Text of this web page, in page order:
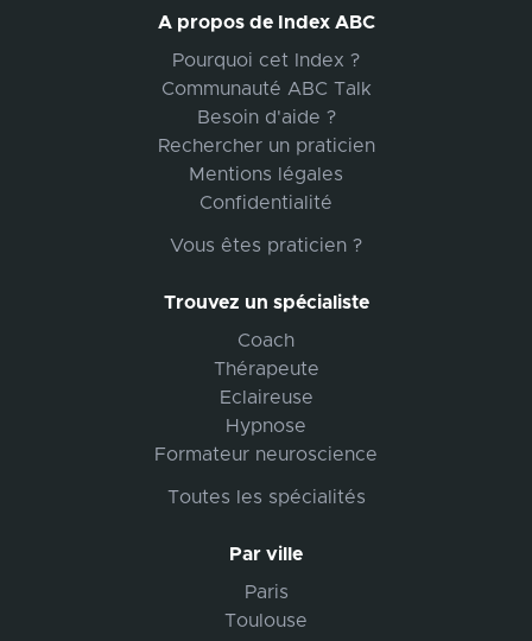
A propos de Index ABC
Pourquoi cet Index ?
Communauté ABC Talk
Besoin d'aide ?
Rechercher un praticien
Mentions légales
Confidentialité
Vous êtes praticien ?
Trouvez un spécialiste
Coach
Thérapeute
Eclaireuse
Hypnose
Formateur neuroscience
Toutes les spécialités
Par ville
Paris
Toulouse